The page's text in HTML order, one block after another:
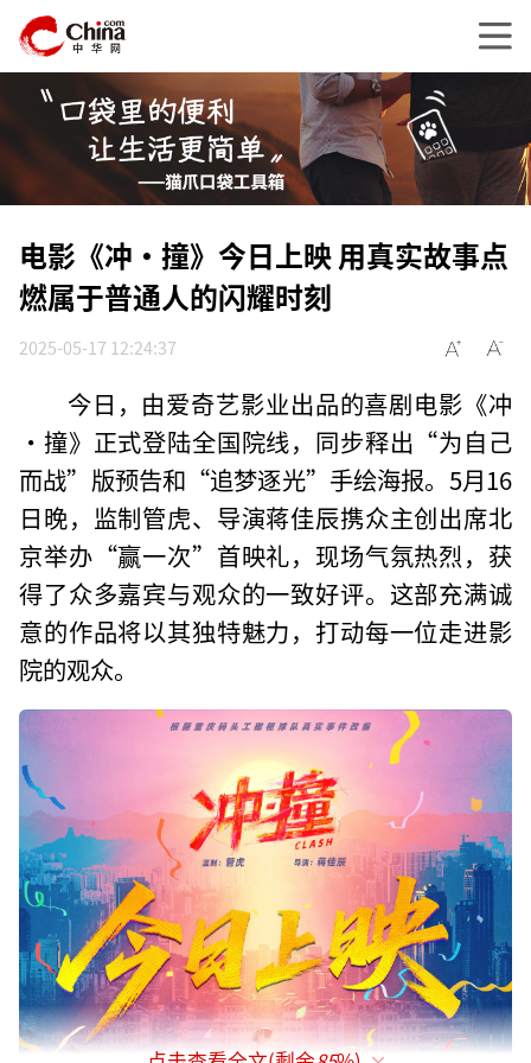
电影《冲·撞》今日上映 用真实故事点
燃属于普通人的闪耀时刻
2025-05-17 12:24:37
今日，由爱奇艺影业出品的喜剧电影《冲
·撞》正式登陆全国院线，同步释出“为自己
而战”版预告和“追梦逐光”手绘海报。5月16
日晚，监制管虎、导演蒋佳辰携众主创出席北
京举办“赢一次”首映礼，现场气氛热烈，获
得了众多嘉宾与观众的一致好评。这部充满诚
意的作品将以其独特魅力，打动每一位走进影
院的观众。